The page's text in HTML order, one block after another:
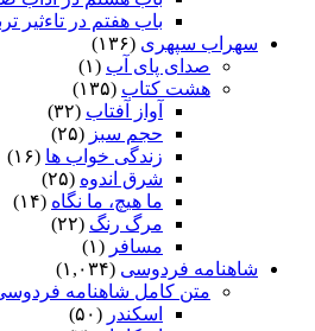
باب هفتم در تاءثیر
سهراب سپهری (۱۳۶)
صدای پای آب (۱)
هشت کتاب (۱۳۵)
آواز آفتاب (۳۲)
حجم سبز (۲۵)
زندگی خواب ها (۱۶)
شرق اندوه (۲۵)
ما هیچ، ما نگاه (۱۴)
مرگ رنگ (۲۲)
مسافر (۱)
شاهنامه فردوسی (۱,۰۳۴)
متن کامل شاهنامه
اسکندر (۵۰)